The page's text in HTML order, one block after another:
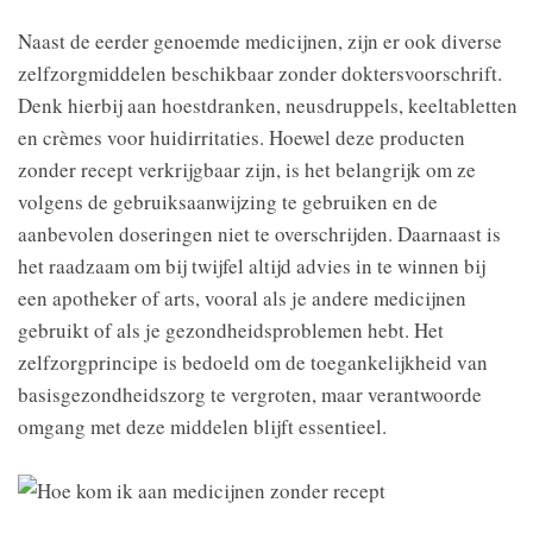
Naast de eerder genoemde medicijnen, zijn er ook diverse
zelfzorgmiddelen beschikbaar zonder doktersvoorschrift.
Denk hierbij aan hoestdranken, neusdruppels, keeltabletten
en crèmes voor huidirritaties. Hoewel deze producten
zonder recept verkrijgbaar zijn, is het belangrijk om ze
volgens de gebruiksaanwijzing te gebruiken en de
aanbevolen doseringen niet te overschrijden. Daarnaast is
het raadzaam om bij twijfel altijd advies in te winnen bij
een apotheker of arts, vooral als je andere medicijnen
gebruikt of als je gezondheidsproblemen hebt. Het
zelfzorgprincipe is bedoeld om de toegankelijkheid van
basisgezondheidszorg te vergroten, maar verantwoorde
omgang met deze middelen blijft essentieel.